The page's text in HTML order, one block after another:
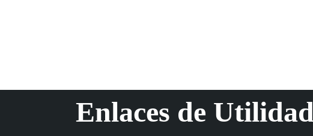
Enlaces de Utilidad